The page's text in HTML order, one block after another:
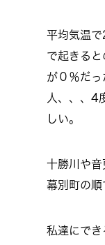
平均気温
で起きる
が０％だ
人、、、4
しい。
十勝川や音
幕別町の順
私達にで